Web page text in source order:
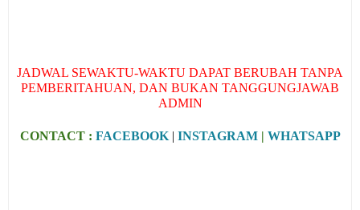
JADWAL SEWAKTU-WAKTU DAPAT BERUBAH TANPA
PEMBERITAHUAN, DAN BUKAN TANGGUNGJAWAB
ADMIN
CONTACT : FACEBOOK| INSTAGRAM| WHATSAPP